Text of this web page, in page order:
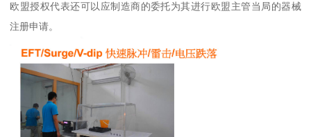
欧盟授权代表还可以应制造商的委托为其进行欧盟主管当局的器械
注册申请。